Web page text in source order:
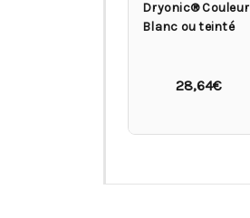
Dryonic® Couleur
Blanc ou teinté
28,64€